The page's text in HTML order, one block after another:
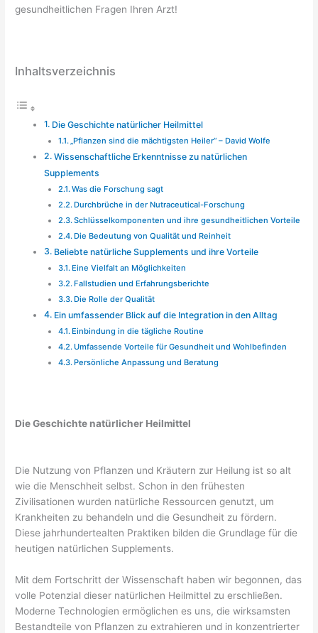
gesundheitlichen Fragen Ihren Arzt!
Inhaltsverzeichnis
Die Geschichte natürlicher Heilmittel
„Pflanzen sind die mächtigsten Heiler“ – David Wolfe
Wissenschaftliche Erkenntnisse zu natürlichen
Supplements
Was die Forschung sagt
Durchbrüche in der Nutraceutical-Forschung
Schlüsselkomponenten und ihre gesundheitlichen Vorteile
Die Bedeutung von Qualität und Reinheit
Beliebte natürliche Supplements und ihre Vorteile
Eine Vielfalt an Möglichkeiten
Fallstudien und Erfahrungsberichte
Die Rolle der Qualität
Ein umfassender Blick auf die Integration in den Alltag
Einbindung in die tägliche Routine
Umfassende Vorteile für Gesundheit und Wohlbefinden
Persönliche Anpassung und Beratung
Die Geschichte natürlicher Heilmittel
Die Nutzung von Pflanzen und Kräutern zur Heilung ist so alt
wie die Menschheit selbst. Schon in den frühesten
Zivilisationen wurden natürliche Ressourcen genutzt, um
Krankheiten zu behandeln und die Gesundheit zu fördern.
Diese jahrhundertealten Praktiken bilden die Grundlage für die
heutigen natürlichen Supplements.
Mit dem Fortschritt der Wissenschaft haben wir begonnen, das
volle Potenzial dieser natürlichen Heilmittel zu erschließen.
Moderne Technologien ermöglichen es uns, die wirksamsten
Bestandteile von Pflanzen zu extrahieren und in konzentrierter